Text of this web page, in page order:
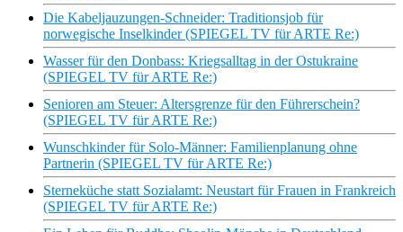
Die Kabeljauzungen-Schneider: Traditionsjob für
norwegische Inselkinder (SPIEGEL TV für ARTE Re:)
Wasser für den Donbass: Kriegsalltag in der Ostukraine
(SPIEGEL TV für ARTE Re:)
Senioren am Steuer: Altersgrenze für den Führerschein?
(SPIEGEL TV für ARTE Re:)
Wunschkinder für Solo-Männer: Familienplanung ohne
Partnerin (SPIEGEL TV für ARTE Re:)
Sterneküche statt Sozialamt: Neustart für Frauen in Frankreich
(SPIEGEL TV für ARTE Re:)